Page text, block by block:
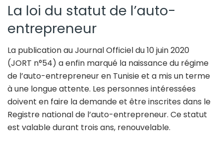
La loi du statut de l’auto-
entrepreneur
La publication au Journal Officiel du 10 juin 2020
(JORT n°54) a enfin marqué la naissance du régime
de l’auto-entrepreneur en Tunisie et a mis un terme
à une longue attente. Les personnes intéressées
doivent en faire la demande et être inscrites dans le
Registre national de l’auto-entrepreneur. Ce statut
est valable durant trois ans, renouvelable.